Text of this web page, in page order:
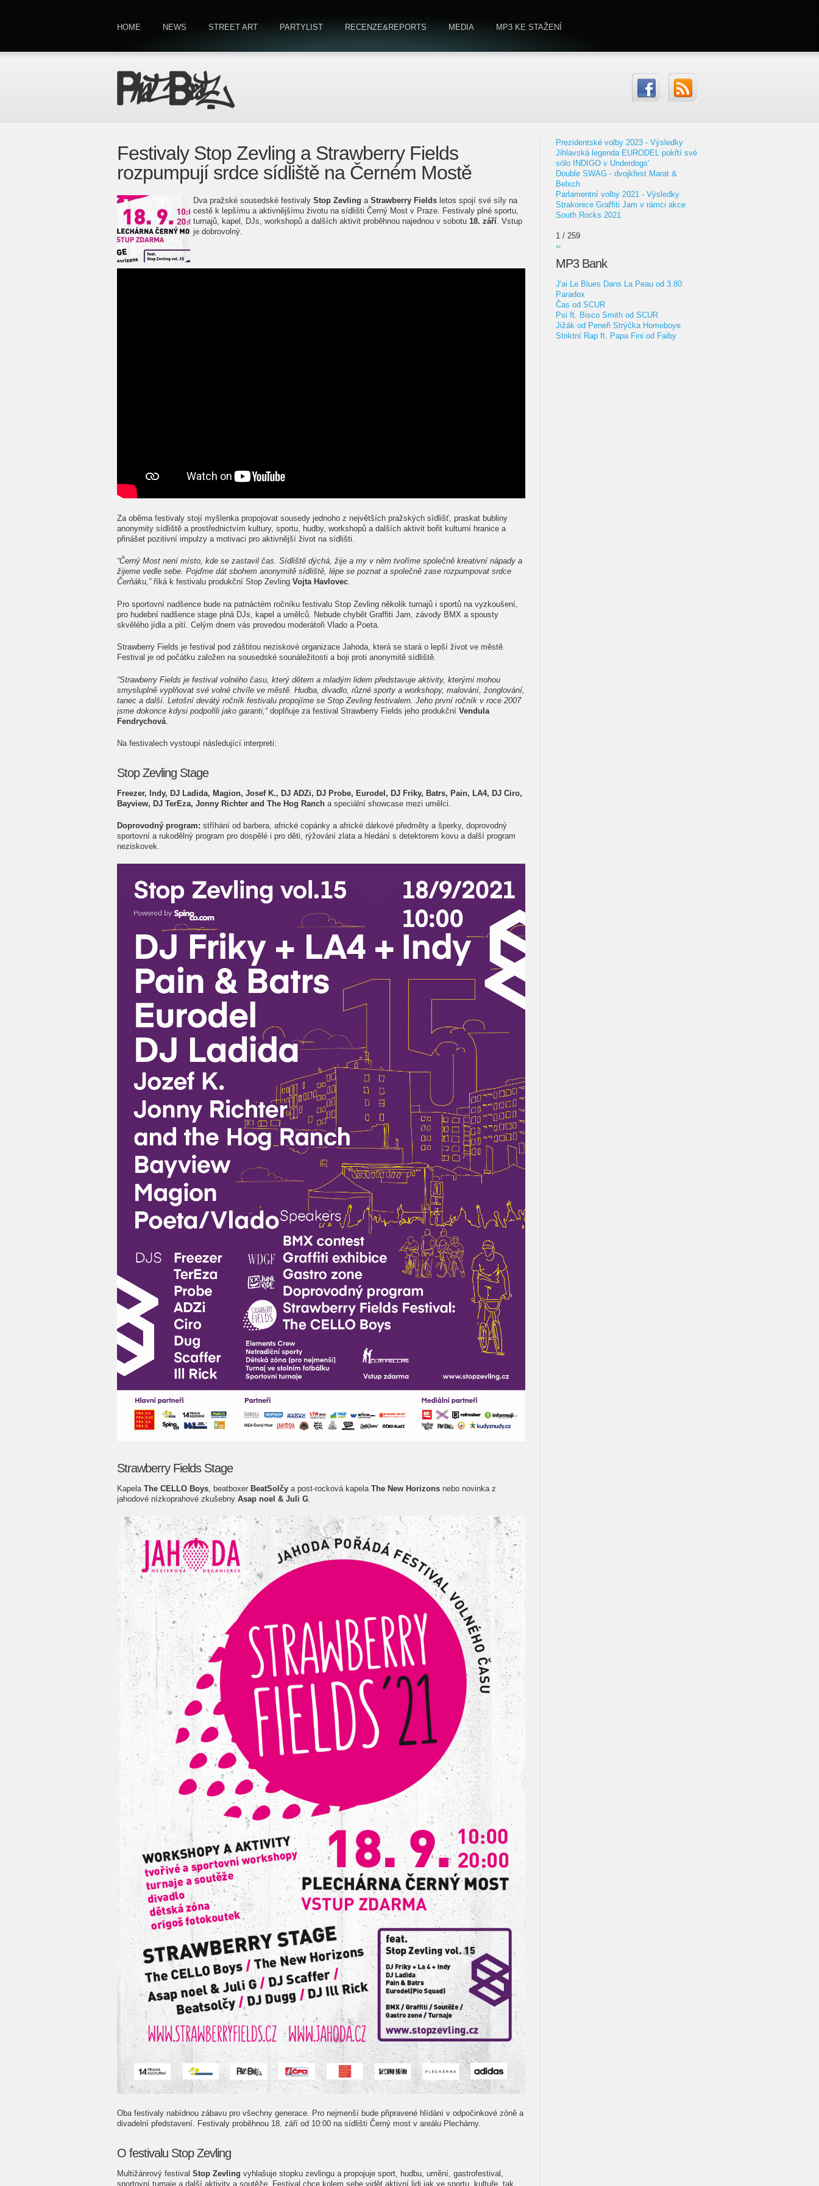
HOME NEWS STREET ART PARTYLIST RECENZE&REPORTS MEDIA MP3 KE STAŽENÍ
Festivaly Stop Zevling a Strawberry Fields
rozpumpují srdce sídliště na Černém Mostě
Dva pražské sousedské festivaly Stop Zevling a Strawberry Fields letos spojí své síly na
cestě k lepšímu a aktivnějšímu životu na sídlišti Černý Most v Praze. Festivaly plné sportu,
turnajů, kapel, DJs, workshopů a dalších aktivit proběhnou najednou v sobotu 18. září. Vstup
je dobrovolný.
Za oběma festivaly stojí myšlenka propojovat sousedy jednoho z největších pražských sídlišť, praskat bubliny
anonymity sídliště a prostřednictvím kultury, sportu, hudby, workshopů a dalších aktivit bořit kulturní hranice a
přinášet pozitivní impulzy a motivaci pro aktivnější život na sídlišti.
“Černý Most není místo, kde se zastavil čas. Sídliště dýchá, žije a my v něm tvoříme společně kreativní nápady a
žijeme vedle sebe. Pojďme dát sbohem anonymitě sídliště, lépe se poznat a společně zase rozpumpovat srdce
Čerňáku,”říká k festivalu produkční Stop Zevling Vojta Havlovec.
Pro sportovní nadšence bude na patnáctém ročníku festivalu Stop Zevling několik turnajů i sportů na vyzkoušení,
pro hudební nadšence stage plná DJs, kapel a umělců. Nebude chybět Graffiti Jam, závody BMX a spousty
skvělého jídla a pití. Celým dnem vás provedou moderátoři Vlado a Poeta.
Strawberry Fields je festival pod záštitou neziskové organizace Jahoda, která se stará o lepší život ve městě.
Festival je od počátku založen na sousedské sounáležitosti a boji proti anonymitě sídliště.
“Strawberry Fields je festival volného času, který dětem a mladým lidem představuje aktivity, kterými mohou
smysluplně vyplňovat své volné chvíle ve městě. Hudba, divadlo, různé sporty a workshopy, malování, žonglování,
tanec a další. Letošní devátý ročník festivalu propojíme se Stop Zevling festivalem. Jeho první ročník v roce 2007
jsme dokonce kdysi podpořili jako garanti,“doplňuje za festival Strawberry Fields jeho produkční Vendula
Fendrychová
Na festivalech vystoupí následující interpreti:
Stop Zevling Stage
Freezer, Indy, DJ Ladida, Magion, Josef K., DJ ADZi, DJ Probe, Eurodel, DJ Friky, Batrs, Pain, LA4, DJ Ciro,
Bayview, DJ TerEza, Jonny Richter and The Hog Ranch a speciální showcase mezi umělci.
Doprovodný program: stříhání od barbera, africké copánky a africké dárkové předměty a šperky, doprovodný
sportovní a rukodělný program pro dospělé i pro děti, rýžování zlata a hledání s detektorem kovu a další program
neziskovek.
Strawberry Fields Stage
Kapela The CELLO Boys , beatboxer BeatSolčy a post-rocková kapela The New Horizons nebo novinka z
jahodové nízkoprahové zkušebny Asap noel & Juli G
Oba festivaly nabídnou zábavu pro všechny generace. Pro nejmenší bude připravené hlídání v odpočinkové zóně a
divadelní představení. Festivaly proběhnou 18. září od 10:00 na sídlišti Černý most v areálu Plechárny.
O festivalu Stop Zevling
Multižánrový festival Stop Zevling vyhlašuje stopku zevlingu a propojuje sport, hudbu, umění, gastrofestival,
sportovní turnaje a další aktivity a soutěže. Festival chce kolem sebe vidět aktivní lidi jak ve sportu, kultuře, tak
Prezidentské volby 2023 - Výsledky
Jihlavská legenda EURODEL pokřtí své
sólo INDIGO v Underdogs'
Double SWAG - dvojkřest Marat &
Belxch
Parlamentní volby 2021 - Výsledky
Strakonice Graffiti Jam v rámci akce
South Rocks 2021
1 / 259
››
MP3 Bank
J'ai Le Blues Dans La Peau od 3.80
Paradox
Čas od SCUR
Psi ft. Bisco Smith od SCUR
Jižák od Peneři Strýčka Homeboye
Striktní Rap ft. Papa Fini od Faiby